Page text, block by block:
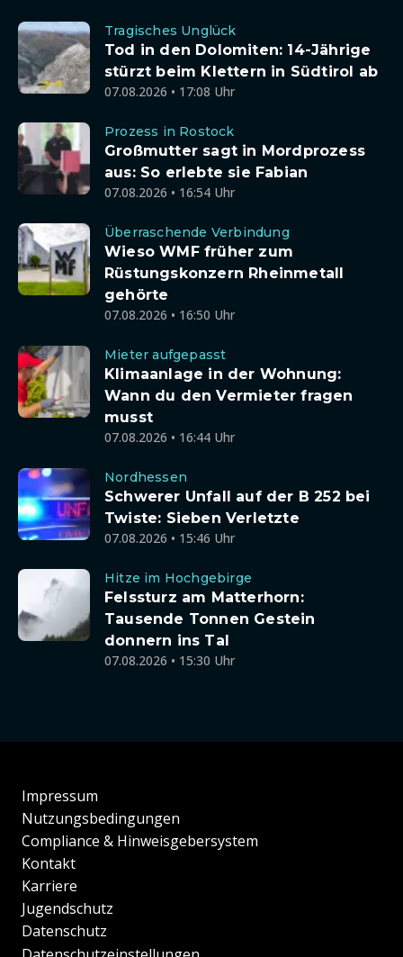
Tragisches Unglück
Tod in den Dolomiten: 14-Jährige
stürzt beim Klettern in Südtirol ab
07.08.2026 • 17:08 Uhr
Prozess in Rostock
Großmutter sagt in Mordprozess
aus: So erlebte sie Fabian
07.08.2026 • 16:54 Uhr
Überraschende Verbindung
Wieso WMF früher zum
Rüstungskonzern Rheinmetall
gehörte
07.08.2026 • 16:50 Uhr
Mieter aufgepasst
Klimaanlage in der Wohnung:
Wann du den Vermieter fragen
musst
07.08.2026 • 16:44 Uhr
Nordhessen
Schwerer Unfall auf der B 252 bei
Twiste: Sieben Verletzte
07.08.2026 • 15:46 Uhr
Hitze im Hochgebirge
Felssturz am Matterhorn:
Tausende Tonnen Gestein
donnern ins Tal
07.08.2026 • 15:30 Uhr
Impressum
Nutzungsbedingungen
Compliance & Hinweisgebersystem
Kontakt
Karriere
Jugendschutz
Datenschutz